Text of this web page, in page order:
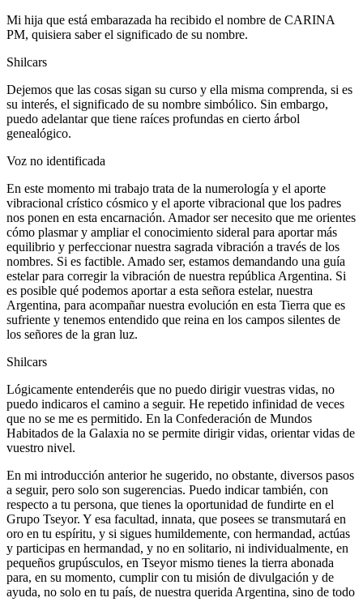
Mi hija que está embarazada ha recibido el nombre de CARINA
PM, quisiera saber el significado de su nombre.
Shilcars
Dejemos que las cosas sigan su curso y ella misma comprenda, si es
su interés, el significado de su nombre simbólico. Sin embargo,
puedo adelantar que tiene raíces profundas en cierto árbol
genealógico.
Voz no identificada
En este momento mi trabajo trata de la numerología y el aporte
vibracional crístico cósmico y el aporte vibracional que los padres
nos ponen en esta encarnación. Amador ser necesito que me orientes
cómo plasmar y ampliar el conocimiento sideral para aportar más
equilibrio y perfeccionar nuestra sagrada vibración a través de los
nombres. Si es factible. Amado ser, estamos demandando una guía
estelar para corregir la vibración de nuestra república Argentina. Si
es posible qué podemos aportar a esta señora estelar, nuestra
Argentina, para acompañar nuestra evolución en esta Tierra que es
sufriente y tenemos entendido que reina en los campos silentes de
los señores de la gran luz.
Shilcars
Lógicamente entenderéis que no puedo dirigir vuestras vidas, no
puedo indicaros el camino a seguir. He repetido infinidad de veces
que no se me es permitido. En la Confederación de Mundos
Habitados de la Galaxia no se permite dirigir vidas, orientar vidas de
vuestro nivel.
En mi introducción anterior he sugerido, no obstante, diversos pasos
a seguir, pero solo son sugerencias. Puedo indicar también, con
respecto a tu persona, que tienes la oportunidad de fundirte en el
Grupo Tseyor. Y esa facultad, innata, que posees se transmutará en
oro en tu espíritu, y si sigues humildemente, con hermandad, actúas
y participas en hermandad, y no en solitario, ni individualmente, en
pequeños grupúsculos, en Tseyor mismo tienes la tierra abonada
para, en su momento, cumplir con tu misión de divulgación y de
ayuda, no solo en tu país, de nuestra querida Argentina, sino de todo